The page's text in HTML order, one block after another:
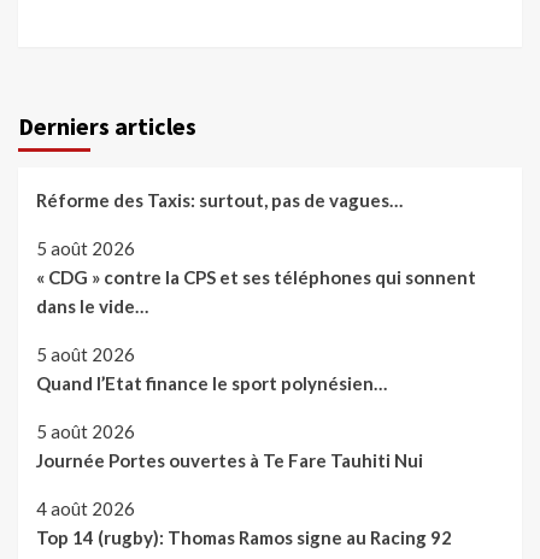
Derniers articles
Réforme des Taxis: surtout, pas de vagues…
5 août 2026
« CDG » contre la CPS et ses téléphones qui sonnent
dans le vide…
5 août 2026
Quand l’Etat finance le sport polynésien…
5 août 2026
Journée Portes ouvertes à Te Fare Tauhiti Nui
4 août 2026
Top 14 (rugby): Thomas Ramos signe au Racing 92